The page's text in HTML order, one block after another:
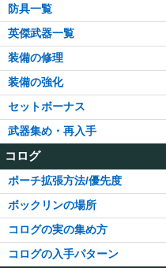
防具一覧
英傑武器一覧
装備の修理
装備の強化
セットボーナス
武器集め・再入手
コログ
ポーチ拡張方法/優先度
ボックリンの場所
コログの実の集め方
コログの入手パターン